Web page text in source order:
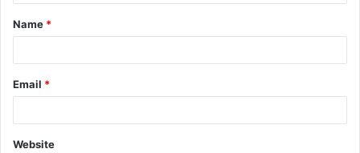
Name *
Email *
Website